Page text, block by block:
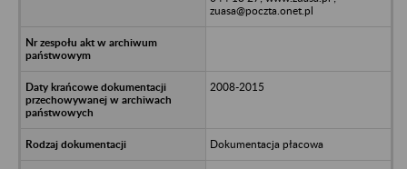
zuasa@poczta.onet.pl
2008-2015
Dokumentacja płacowa